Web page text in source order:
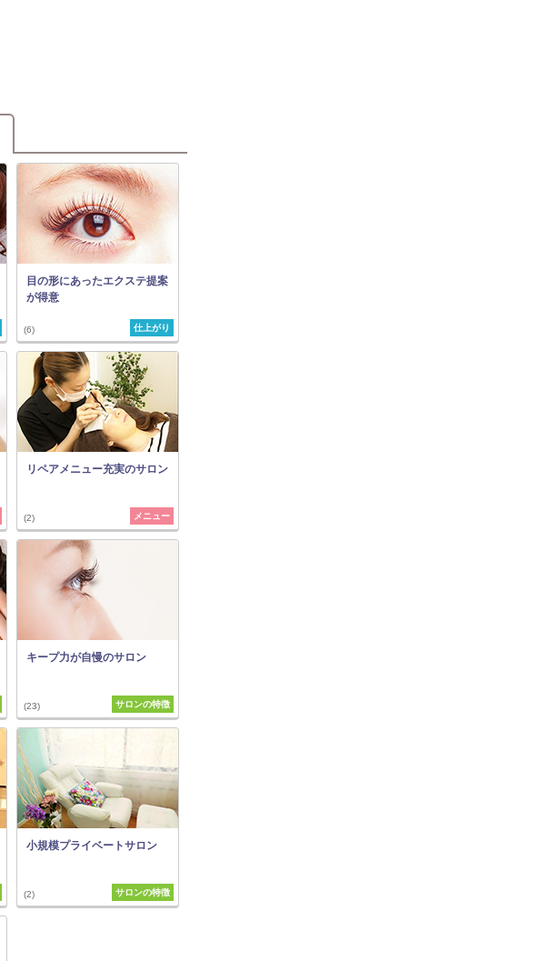
目の形にあったエクステ提案
が得意
(6) 仕上がり
リペアメニュー充実のサロン
(2) メニュー
キープ力が自慢のサロン
(23) サロンの特徴
小規模プライベートサロン
(2) サロンの特徴